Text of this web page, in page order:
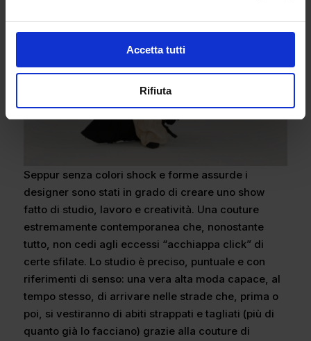
Accetta tutti
Rifiuta
Seppur senza colori shock e forme assurde i
designer sono stati in grado di creare uno show
fatto di studio, lavoro e creatività. Una couture
estremamente contemporanea che, nonostante
tutto, non cedi agli eccessi “acchiappa click” di
certe sfilate. Lo studio è preciso, puntuale e con
riferimenti di senso: una vera alta moda capace, al
tempo stesso, di arrivare nelle strade che, prima o
poi, si vestiranno di abiti strappati e tagliati (più di
quanto già lo facciano) grazie alla couture di